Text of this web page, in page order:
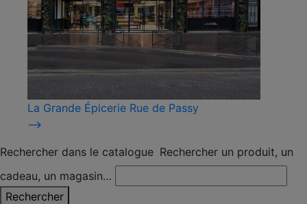
La Grande Épicerie Rue de Passy
⟶
Rechercher dans le catalogue Rechercher un produit, un
cadeau, un magasin…
Rechercher